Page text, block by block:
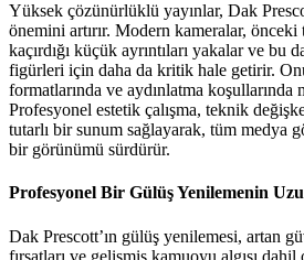
Yüksek çözünürlüklü yayınlar, Dak
önemini artırır. Modern kameralar,
kaçırdığı küçük ayrıntıları yakalar ve bu
figürleri için daha da kritik hale getirir.
formatlarında ve aydınlatma
Profesyonel estetik çalışma, teknik
tutarlı bir sunum sağlayarak, tüm medya
bir görünümü sürdürür.
Profesyonel Bir Gülüş Yenilemenin
Dak Prescott’ın gülüş yenilemesi, artan
fırsatları ve gelişmiş kamuoyu algısı